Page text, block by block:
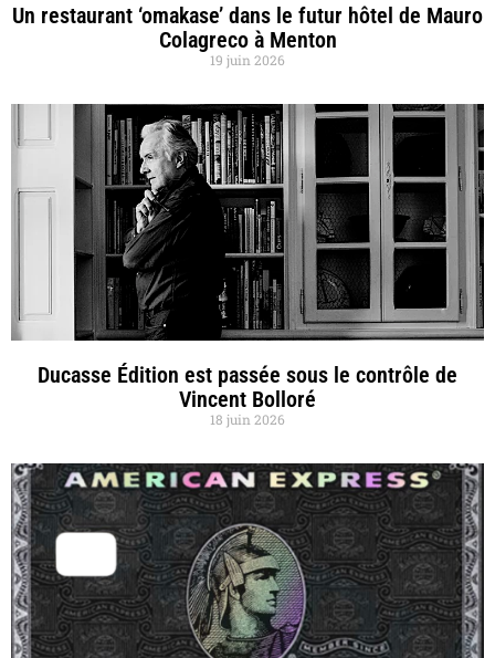
Un restaurant ‘omakase’ dans le futur hôtel de Mauro
Colagreco à Menton
19 juin 2026
Ducasse Édition est passée sous le contrôle de
Vincent Bolloré
18 juin 2026